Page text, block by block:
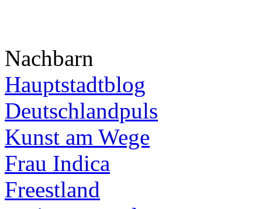
Nachbarn
Hauptstadtblog
Deutschlandpuls
Kunst am Wege
Frau Indica
Freestland